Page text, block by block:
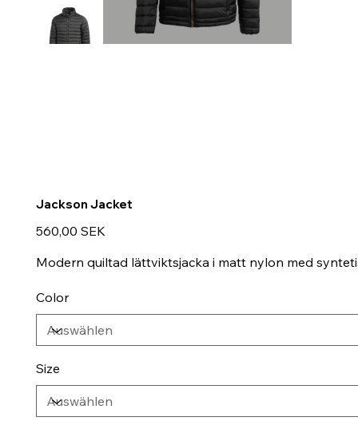
Jackson Jacket
Preis
560,00 SEK
Modern quiltad lättviktsjacka i matt nylon med
Color
Size